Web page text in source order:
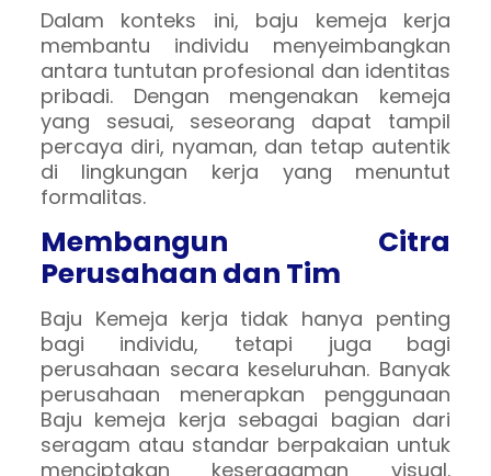
Dalam konteks ini, baju kemeja kerja
membantu individu menyeimbangkan
antara tuntutan profesional dan identitas
pribadi. Dengan mengenakan kemeja
yang sesuai, seseorang dapat tampil
percaya diri, nyaman, dan tetap autentik
di lingkungan kerja yang menuntut
formalitas.
Membangun Citra
Perusahaan dan Tim
Baju Kemeja kerja tidak hanya penting
bagi individu, tetapi juga bagi
perusahaan secara keseluruhan. Banyak
perusahaan menerapkan penggunaan
Baju kemeja kerja sebagai bagian dari
seragam atau standar berpakaian untuk
menciptakan keseragaman visual.